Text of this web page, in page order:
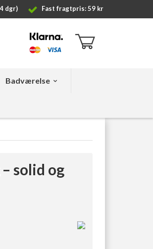
dgr) Fast fragtpris: 59 kr
Badværelse
solid og